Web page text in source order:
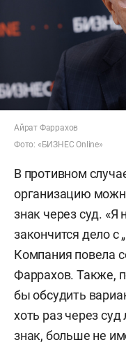
Айрат Фаррахов
Фото: «БИЗНЕС Online»
В противном
организацию
знак через суд.
закончится дело
Компания повела
Фаррахов. Также,
бы обсудить
хоть раз через
знак, больше не